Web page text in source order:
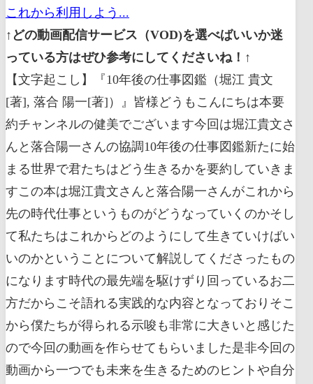
これから利用しよう...
↑どの動画配信サービス（VOD)を選べばいいか迷
っている方はぜひ参考にしてくださいね！↑
【文字起こし】『10年後の仕事図鑑（堀江 貴文
[著], 落合 陽一[著]）』皆様どうもこんにちは本要
約チャンネルの健美でございます今回は堀江貴文さ
んと落合陽一さんの協調10年後の仕事図鑑新たに始
まる世界で君たちはどう生きるかを要約していきま
すこの本は堀江貴文さんと落合陽一さんがこれから
先の時代仕事というものがどうなっていくのかそし
て私たちはこれからどのようにして生きていけばい
いのかということについて解説してくださったもの
になります時代の最先端を駆けずり回っているお二
方だからこそ語れる実践的な内容となっておりそこ
から僕たちが得られる示唆も非常に大きいと感じた
ので今回の動画を作らせてもらいました是非今回の
動画から一つでも未来を生きるためのヒントや自分